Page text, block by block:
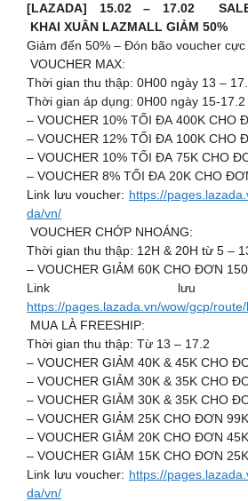
[LAZADA] 15.02 – 17.02
KHAI XUÂN LAZMALL GIẢM 50%
Giảm đến 50% – Đón bão voucher cực
️ VOUCHER MAX:
Thời gian thu thập: 0H00 ngày 13 –
Thời gian áp dụng: 0H00 ngày 15-17.2
– VOUCHER 10% TỐI ĐA 400K CHO
– VOUCHER 12% TỐI ĐA 100K CHO
– VOUCHER 10% TỐI ĐA 75K CHO
– VOUCHER 8% TỐI ĐA 20K CHO
Link lưu voucher: https://
da/vn/
️ VOUCHER CHỚP NHOÁNG:
Thời gian thu thập: 12H & 20H từ 5 –
– VOUCHER GIẢM 60K CHO ĐƠN
Link lưu
https://pages.lazada.vn/wow/gcp/
MUA LÀ FREESHIP:
Thời gian thu thập: Từ 13 – 17.2
– VOUCHER GIẢM 40K & 45K CHO
– VOUCHER GIẢM 30K & 35K CHO
– VOUCHER GIẢM 30K & 35K CHO
– VOUCHER GIẢM 25K CHO ĐƠN 99K
– VOUCHER GIẢM 20K CHO ĐƠN 45K
– VOUCHER GIẢM 15K CHO ĐƠN 25K
Link lưu voucher: https://
da/vn/